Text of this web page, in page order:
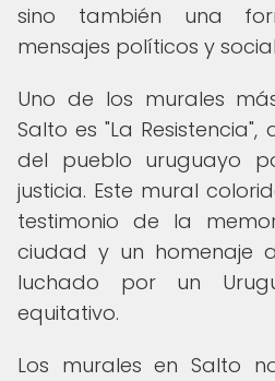
sino también una
mensajes políticos y
Uno de los murales
Salto es "La
del pueblo uruguayo
justicia. Este mural
testimonio de la
ciudad y un homenaje
luchado por un
equitativo.
Los murales en Salto